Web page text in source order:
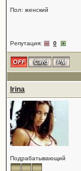
Пол: женский
Репутация: 0
Irina
Подрабатывающий